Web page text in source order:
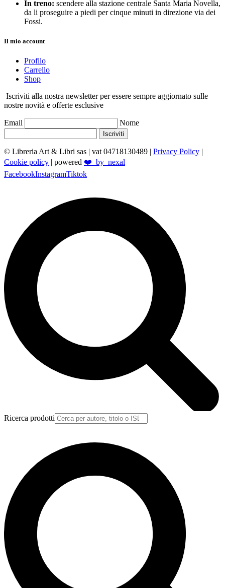
In treno: scendere alla stazione centrale Santa Maria Novella,
da li proseguire a piedi per cinque minuti in direzione via dei
Fossi.
Il mio account
Profilo
Carrello
Shop
Iscriviti alla nostra newsletter per essere sempre aggiornato sulle
nostre novità e offerte esclusive
Email Nome
Iscriviti
© Libreria Art & Libri sas | vat 04718130489 | Privacy Policy |
Cookie policy | powered ❤️_by_nexal
FacebookInstagramTiktok
Ricerca prodotti